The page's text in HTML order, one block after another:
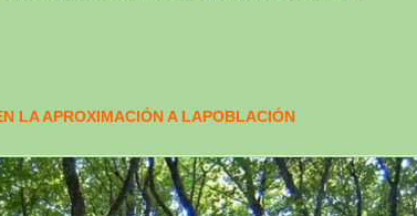
LA APROXIMACIÓN A LAPOBLACIÓN